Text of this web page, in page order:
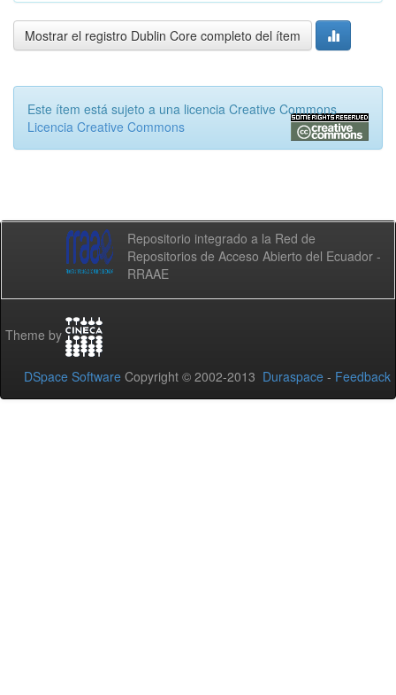
Mostrar el registro Dublin Core completo del ítem
Este ítem está sujeto a una licencia Creative Commons
Licencia Creative Commons
Repositorio integrado a la Red de
Repositorios de Acceso Abierto del Ecuador -
RRAAE
Theme by
DSpace Software Copyright © 2002-2013 Duraspace - Feedback